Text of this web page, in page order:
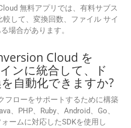
無料アプリでは、有料サブス
して、変換回数、ファイル サイ
場合があります。
Cloud を
ンに統合して、ド
自動化できますか?
フローをサポートするために構築
、PHP、Ruby、Android、Go、
ームに対応したSDKを使用し